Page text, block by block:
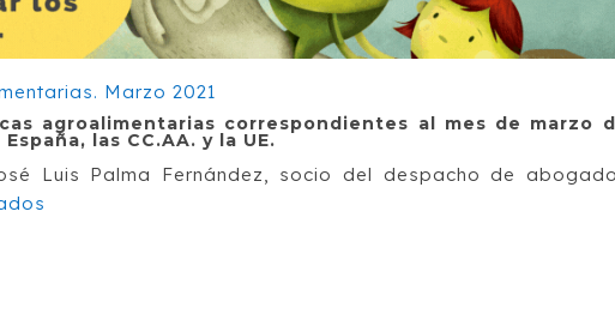
agroalimentarias correspondientes al mes de marzo
las CC.AA. y la UE.
Luis Palma Fernández, socio del despacho de